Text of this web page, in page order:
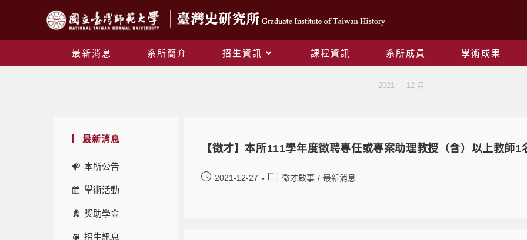
最新消息 系所簡介 招生資訊 課程資訊 系所成員
學術成果
2021 12 月
最新消息
本所公告
學術活動
獎助學金
招生訊息
【徵才】本所111學年度徵聘專任或專案助理教授（含）以上教師
2021-12-27 徵才啟事 / 最新消息